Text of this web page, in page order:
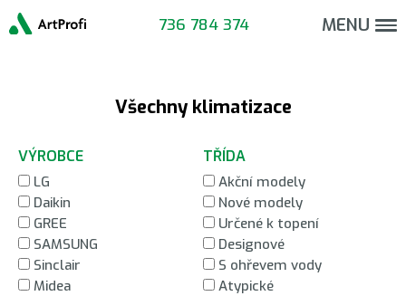
736 784 374 MENU
Všechny klimatizace
VÝROBCE
LG
Daikin
GREE
SAMSUNG
Sinclair
Midea
TŘÍDA
Akční modely
Nové modely
Určené k topení
Designové
S ohřevem vody
Atypické